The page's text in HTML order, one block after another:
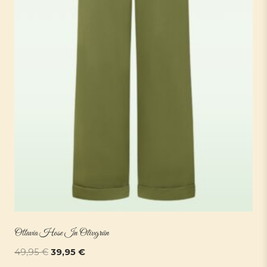
Ottavia Hose In Olivgrün
49,95€ Ursprünglicher
39,95 €Aktueller